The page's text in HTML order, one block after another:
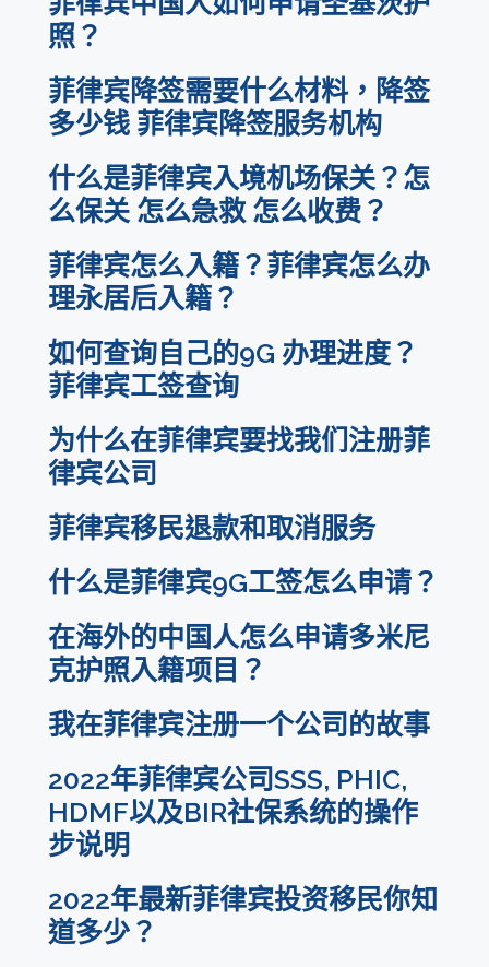
照？
菲律宾降签需要什么材料，降签
多少钱 菲律宾降签服务机构
什么是菲律宾入境机场保关？怎
么保关 怎么急救 怎么收费？
菲律宾怎么入籍？菲律宾怎么办
理永居后入籍？
如何查询自己的9G 办理进度？
菲律宾工签查询
为什么在菲律宾要找我们注册菲
律宾公司
菲律宾移民退款和取消服务
什么是菲律宾9G工签怎么申请？
在海外的中国人怎么申请多米尼
克护照入籍项目？
我在菲律宾注册一个公司的故事
2022年菲律宾公司SSS, PHIC,
HDMF以及BIR社保系统的操作
步说明
2022年最新菲律宾投资移民你知
道多少？